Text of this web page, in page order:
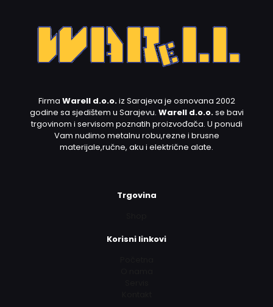
Firma Warell d.o.o.iz Sarajeva je osnovana 2002
godine sa sjedištem u Sarajevu. Warell d.o.o.se bavi
trgovinom i servisom poznatih proizvođača. U ponudi
Vam nudimo metalnu robu,rezne i brusne
materijale,ručne, aku i električne alate.
Trgovina
Korisni linkovi